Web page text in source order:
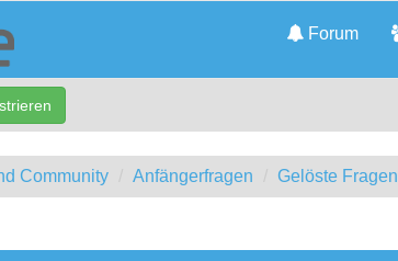
Forum
Community Anfängerfragen Gelöste Fragen